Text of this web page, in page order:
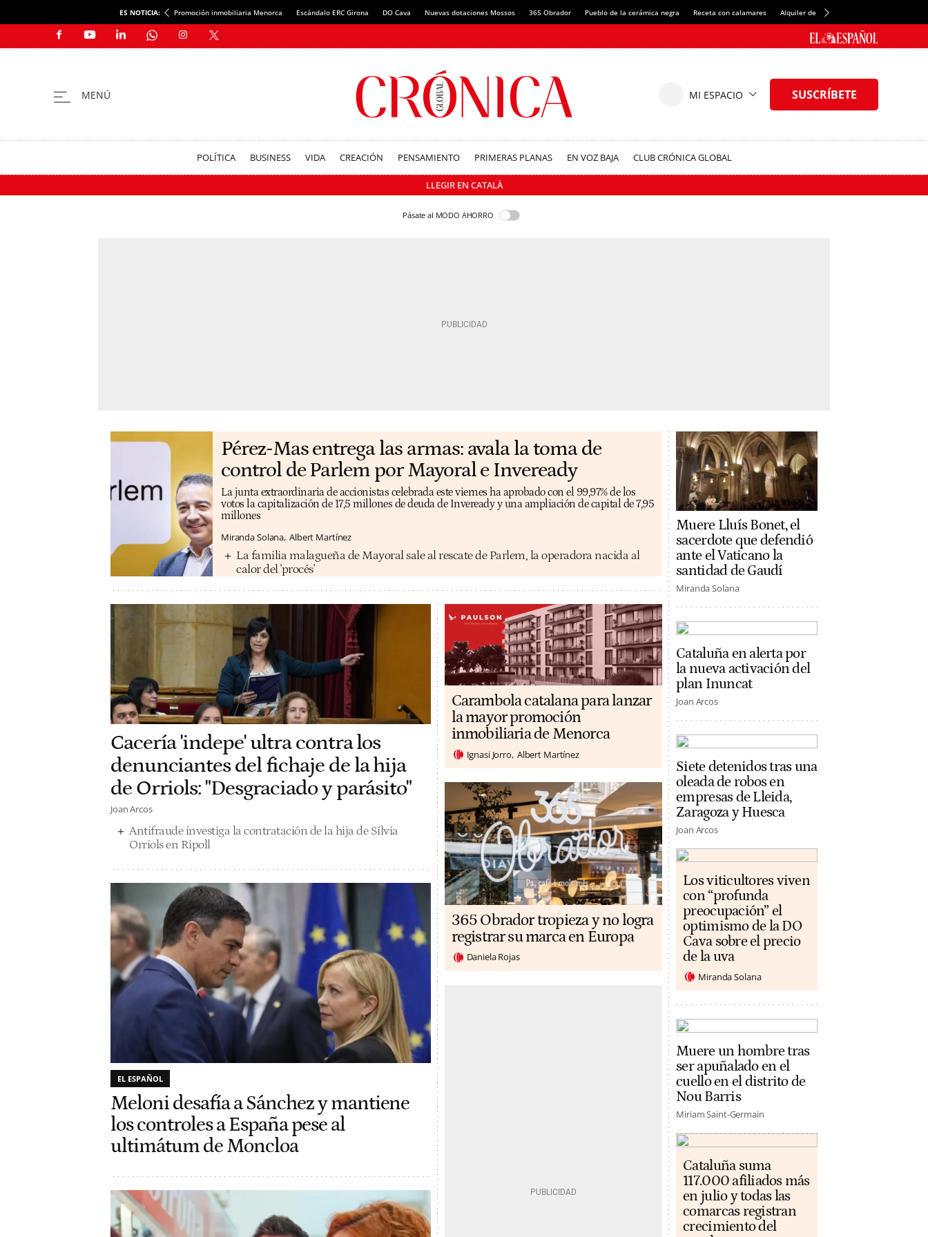
ES NOTICIA: Promoción inmobiliaria Menorca Escándalo ERC Girona DO Cava Nuevas dotaciones Mossos 365 Obrador Pueblo de la cerámica negra Receta con calamares Alquiler de habitaciones en España
POLÍTICA BUSINESS VIDA CREACIÓN PENSAMIENTO PRIMERAS PLANAS EN VOZ BAJA CLUB CRÓNICA GLOBAL
LLEGIR EN CATALÀ
Pásate al MODO AHORRO
Pérez-Mas entrega las armas: avala la toma de
control de Parlem por Mayoral e Inveready
La junta extraordinaria de accionistas celebrada este viernes ha aprobado con el 99,97% de los
votos la capitalización de 17,5 millones de deuda de Inveready y una ampliación de capital de 7,95
millones
Miranda Solana Albert Martínez
La familia malagueña de Mayoral sale al rescate de Parlem, la operadora nacida al
calor del 'procés'
Cacería 'indepe' ultra contra los
denunciantes del fichaje de la hija
de Orriols: "Desgraciado y parásito"
Joan Arcos
Antifraude investiga la contratación de la hija de Sílvia
Orriols en Ripoll
EL ESPAÑOL
Meloni desafía a Sánchez y mantiene
los controles a España pese al
ultimátum de Moncloa
Carambola catalana para lanzar
la mayor promoción
inmobiliaria de Menorca
Ignasi Jorro Albert Martínez
365 Obrador tropieza y no logra
registrar su marca en Europa
Daniela Rojas
Muere Lluís Bonet, el
sacerdote que defendió
ante el Vaticano la
santidad de Gaudí
Miranda Solana
Cataluña en alerta por
la nueva activación del
plan Inuncat
Joan Arcos
Siete detenidos tras una
oleada de robos en
empresas de Lleida,
Zaragoza y Huesca
Joan Arcos
Los viticultores viven
con “profunda
preocupación” el
optimismo de la DO
Cava sobre el precio
de la uva
Miranda Solana
Muere un hombre tras
ser apuñalado en el
cuello en el distrito de
Nou Barris
Miriam Saint-Germain
Cataluña suma
117.000 afiliados más
en julio y todas las
comarcas registran
crecimiento del